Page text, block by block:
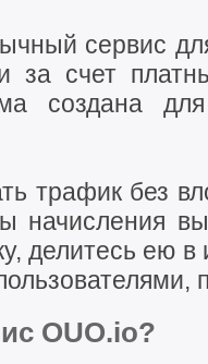
сервис
за счет
создана
трафик без
начисления
делитесь ею в
OUO.io?